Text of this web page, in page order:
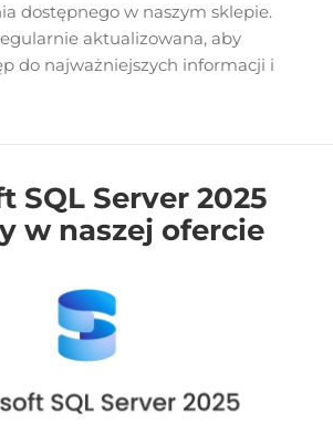
dostępnego w naszym sklepie.
aktualizowana, aby
do najważniejszych informacji i
SQL Server 2025
w naszej ofercie